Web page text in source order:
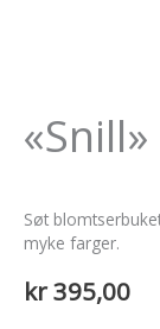
Søt
myke farger.
kr395,00